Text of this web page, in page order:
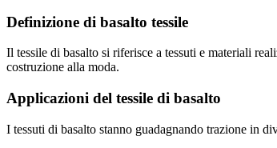
Definizione di basalto tessile
Il tessile di basalto si riferisce a tessuti e materiali
costruzione alla moda.
Applicazioni del tessile di basalto
I tessuti di basalto stanno guadagnando trazione in